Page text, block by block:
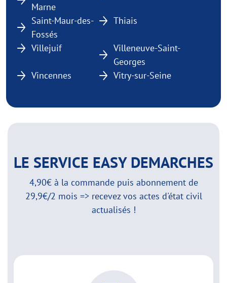
Marne
Saint-Maur-des-
Fossés
Thiais
Villejuif
Villeneuve-Saint-
Georges
Vincennes
Vitry-sur-Seine
LE SERVICE EASY DEMARCHES
4,90€ à la commande puis abonnement de
29,9€/2 mois => recevez vos actes d'état civil
actualisés !